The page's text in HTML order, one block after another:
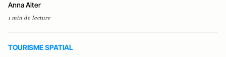
Anna Alter
1 min de lecture
TOURISME SPATIAL